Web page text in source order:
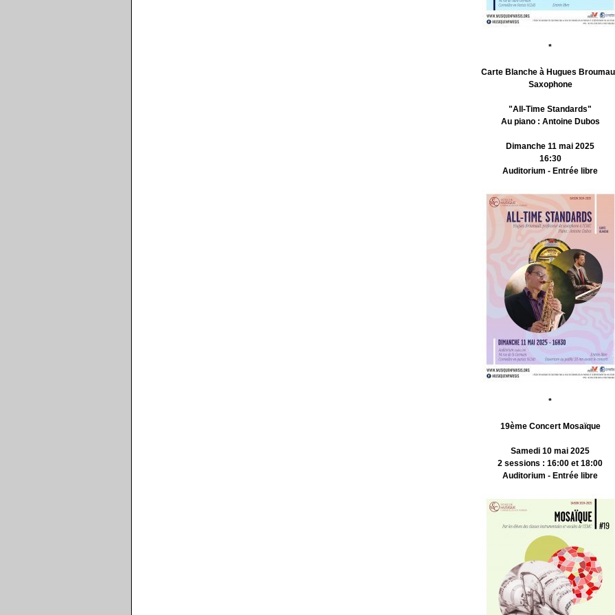
*
Carte Blanche à Hugues
Saxophone
"All-Time Standards"
Au piano : Antoine Dubos
Dimanche 11 mai 2025
16:30
Auditorium - Entrée libre
*
19ème Concert Mosaïque
Samedi 10 mai 2025
2 sessions : 16:00 et 18:00
Auditorium - Entrée libre